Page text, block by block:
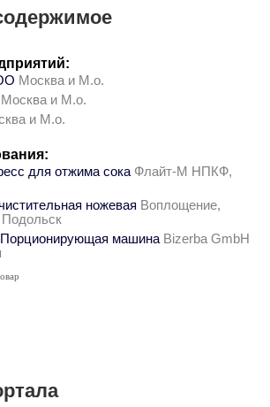
Москва и М.о.
Москва и М.о.
и М.о.
для отжима сока Флайт-М НПКФ,
ножевая Воплощение,
Порционирующая машина Bizerba GmbH